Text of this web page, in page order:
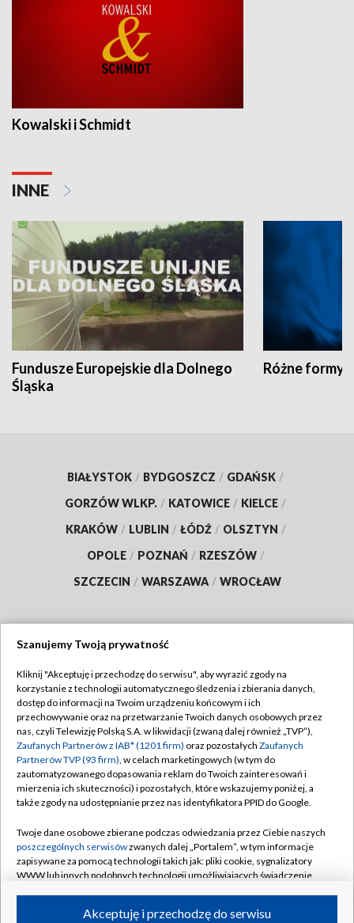
Kowalski i Schmidt
INNE
Fundusze Europejskie dla Dolnego
Śląska
Różne formy
BIAŁYSTOK / BYDGOSZCZ / GDAŃSK /
GORZÓW WLKP. / KATOWICE / KIELCE /
KRAKÓW / LUBLIN / ŁÓDŹ / OLSZTYN /
OPOLE / POZNAŃ / RZESZÓW /
SZCZECIN / WARSZAWA / WROCŁAW
TVP
Abonament TVP
Emisja w TVP
Centrum informacji TVP
Naziemna Telewizja Cyfrowa
Rada Programowa
System NOS
Informacje o nadawcy
Regulamin TVP
Polityka prywatności
Moje zgody
Pomoc
Kontakt
Kanały
Szanujemy Twoją prywatność
Kliknij "Akceptuję i przechodzę do serwisu", aby wyrazić zgody na
korzystanie z technologii automatycznego śledzenia i zbierania danych,
dostęp do informacji na Twoim urządzeniu końcowym i ich
przechowywanie oraz na przetwarzanie Twoich danych osobowych przez
nas, czyli Telewizję Polską S.A. w likwidacji (zwaną dalej również „TVP”),
Zaufanych Partnerów z IAB* (1201 firm) oraz pozostałych Zaufanych
Partnerów TVP (93 firm), w celach marketingowych (w tym do
zautomatyzowanego dopasowania reklam do Twoich zainteresowań i
mierzenia ich skuteczności) i pozostałych, które wskazujemy poniżej, a
także zgody na udostępnianie przez nas identyfikatora PPID do Google.
Twoje dane osobowe zbierane podczas odwiedzania przez Ciebie naszych
poszczególnych serwisówzwanych dalej „Portalem”, w tym informacje
zapisywane za pomocą technologii takich jak: pliki cookie, sygnalizatory
WWW lub innych podobnych technologii umożliwiających świadczenie
ruchu w Internecie.Akceptuję i przechodzę do serwisu